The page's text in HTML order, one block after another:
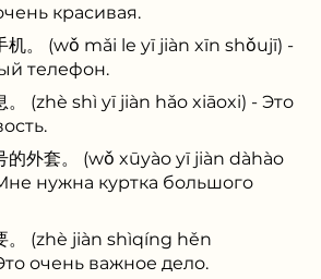
красивая.
机。 (wǒ mǎi le yī jiàn xīn shǒujī) -
телефон.
。 (zhè shì yī jiàn hǎo xiāoxi) - Это
的外套。 (wǒ xūyào yī jiàn dàhào
нужна куртка большого
。 (zhè jiàn shìqíng hěn
очень важное дело.